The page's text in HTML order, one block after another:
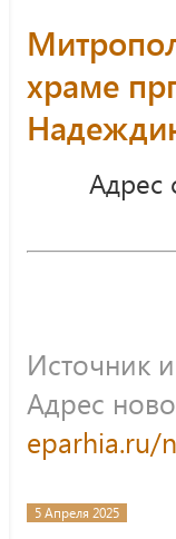
храме
Адрес
Источник
Адрес
eparhia.ru/
5 Апреля 2025